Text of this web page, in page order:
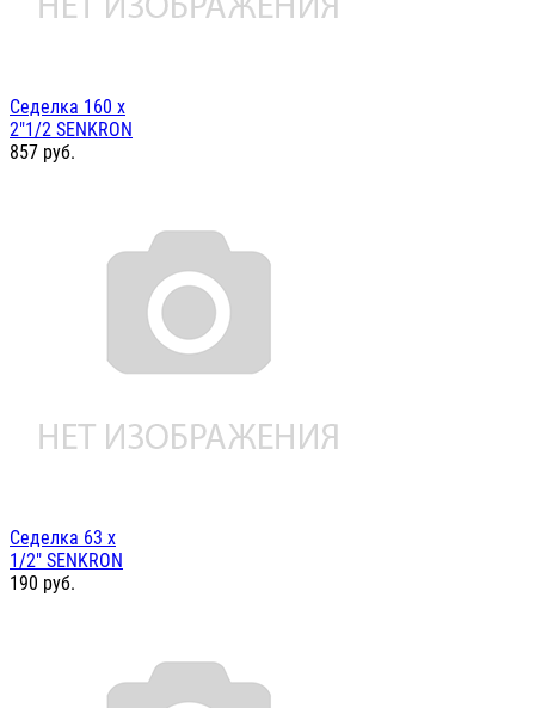
Седелка 160 х
2"1/2 SENKRON
857 руб.
Седелка 63 х
1/2" SENKRON
190 руб.